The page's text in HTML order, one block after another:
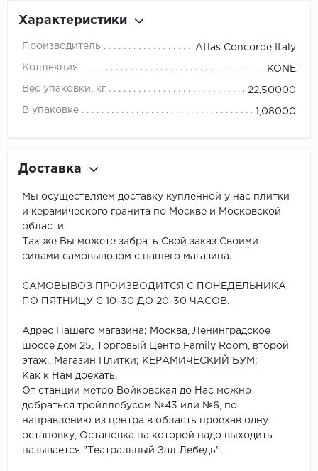
Характеристики
Производитель Atlas Concorde Italy
Коллекция KONE
Вес упаковки, кг 22,50000
В упаковке 1,08000
Доставка
Мы осуществляем доставку купленной у нас плитки
и керамического гранита по Москве и Московской
области.
Так же Вы можете забрать Свой заказ Своими
силами самовывозом с нашего магазина.
САМОВЫВОЗ ПРОИЗВОДИТСЯ С ПОНЕДЕЛЬНИКА
ПО ПЯТНИЦУ С 10-30 ДО 20-30 ЧАСОВ.
Адрес Нашего магазина; Москва, Ленинградское
шоссе дом 25, Торговый Центр Family Room, второй
этаж., Магазин Плитки; КЕРАМИЧЕСКИЙ БУМ;
Как к Нам доехать.
От станции метро Войковская до Нас можно
добраться тройллебусом №43 или №6, по
направлению из центра в область проехав одну
остановку, Остановка на которой надо выходить
называется "Театральный Зал Лебедь".